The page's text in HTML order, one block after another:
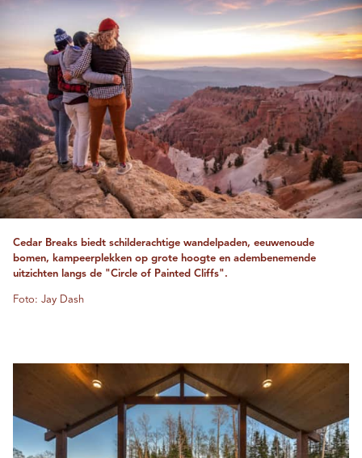
Cedar Breaks biedt schilderachtige wandelpaden, eeuwenoude
bomen, kampeerplekken op grote hoogte en adembenemende
uitzichten langs de "Circle of Painted Cliffs".
Foto: Jay Dash